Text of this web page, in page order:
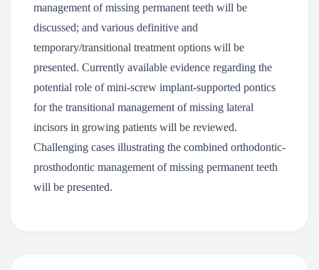
management of missing permanent teeth will be
discussed; and various definitive and
temporary/transitional treatment options will be
presented. Currently available evidence regarding the
potential role of mini-screw implant-supported pontics
for the transitional management of missing lateral
incisors in growing patients will be reviewed.
Challenging cases illustrating the combined orthodontic-
prosthodontic management of missing permanent teeth
will be presented.